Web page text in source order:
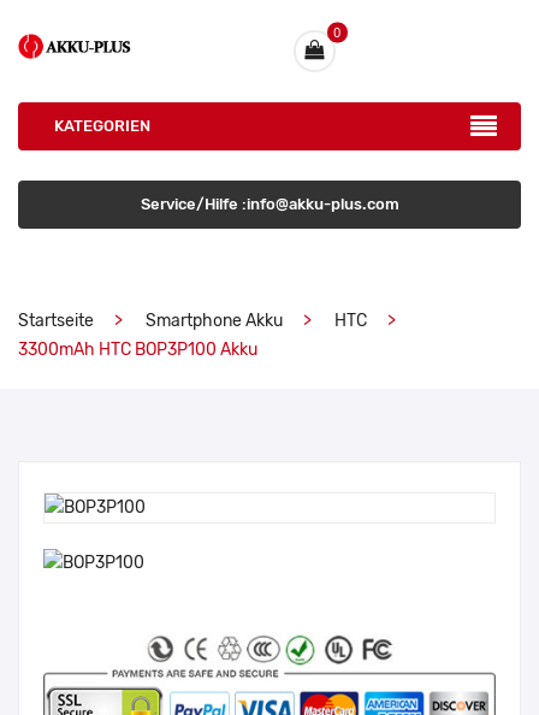
0
KATEGORIEN
Service/Hilfe :info@akku-plus.com
Startseite Smartphone Akku
HTC
3300mAh HTC BOP3P100 Akku